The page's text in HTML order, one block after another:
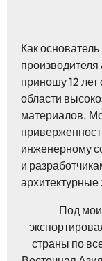
Как
приношу 12
области
материалов.
инженерному
и
Под
страны по